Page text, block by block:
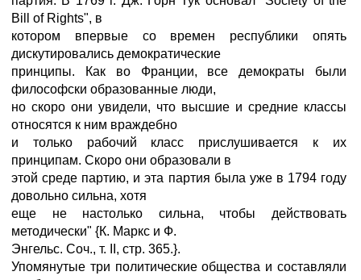
Bill of Rights", в
котором впервые со времен республики опять
дискутировались демократические
принципы. Как во Франции, все демократы были
философски образованные люди,
но скоро они увидели, что высшие и средние классы
относятся к ним враждебно
и только рабочий класс прислушивается к их
принципам. Скоро они образовали в
этой среде партию, и эта партия была уже в 1794 году
довольно сильна, хотя
еще не настолько сильна, чтобы действовать
методически" {К. Маркс и Ф.
Энгельс. Соч., т. II, стр. 365.}.
Упомянутые три политические общества и составляли